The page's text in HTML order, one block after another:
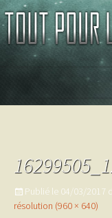
TOUTde
Publié le 04/03/2017
résolution (960 × 640)